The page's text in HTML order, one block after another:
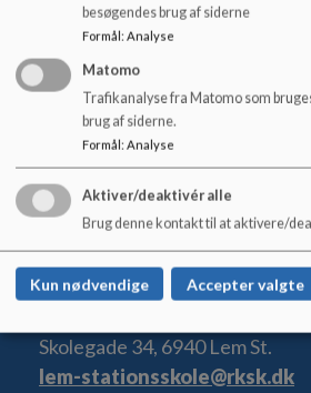
Dokumenter
Kontakt Dagpleje Højmark
Skolegade 34, 6940 Lem St.
lem-stationsskole@rksk.dk
besøgendes brug af siderne
Formål : Analyse
Matomo
Trafikanalyse fra Matomo som
brug af siderne.
Formål: Analyse
Aktiver/deaktivér alle
Brug denne kontakt til at aktivere/
Kun nødvendige Accepter valgte